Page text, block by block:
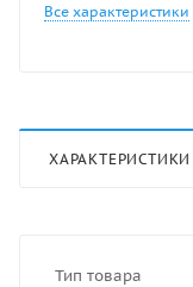
Все характеристики
ХАРАКТЕРИСТИКИ
Тип товара